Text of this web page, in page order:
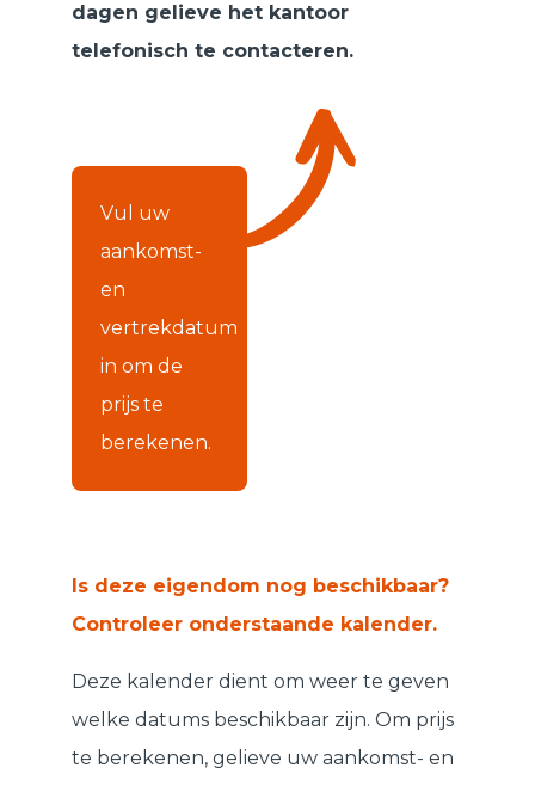
dagen gelieve het kantoor
telefonisch te contacteren.
Vul uw
aankomst-
en
vertrekdatum
in om de
prijs te
berekenen.
Is deze eigendom nog beschikbaar?
Controleer onderstaande kalender.
Deze kalender dient om weer te geven
welke datums beschikbaar zijn. Om prijs
te berekenen, gelieve uw aankomst- en